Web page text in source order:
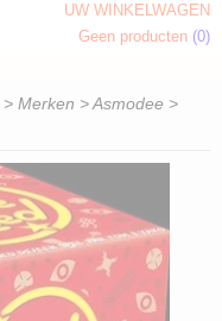
UW WINKELWAGEN
Geen producten (0)
> Merken >Asmodee >